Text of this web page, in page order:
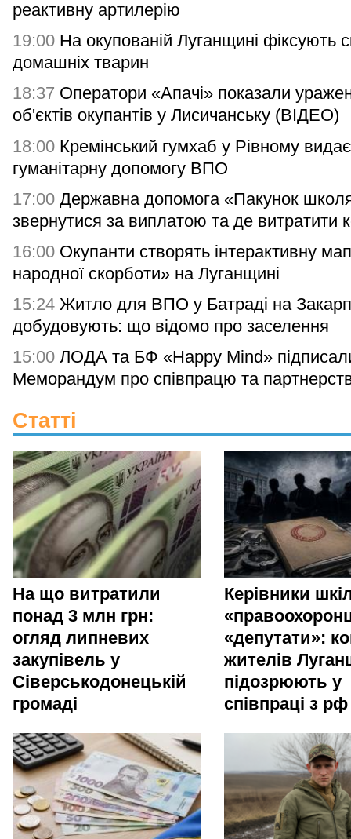
реактивну артилерію
19:00 На окупованій Луганщині фіксують
домашніх тварин
18:37 Оператори «Апачі» показали
об'єктів окупантів у Лисичанську (ВІДЕО)
18:00 Кремінський гумхаб у Рівному видає
гуманітарну допомогу ВПО
17:00 Державна допомога «Пакунок
звернутися за виплатою та де витратити
16:00 Окупанти створять інтерактивну
народної скорботи» на Луганщині
15:24 Житло для ВПО у Батраді на
добудовують: що відомо про заселення
15:00 ЛОДА та БФ «Happy Mind»
Меморандум про співпрацю та
Статті
На що витратили
понад 3 млн грн:
огляд липневих
закупівель у
Сіверськодонецькій
громаді
Керівники
«депутати»:
жителів
підозрюють у
співпраці з рф